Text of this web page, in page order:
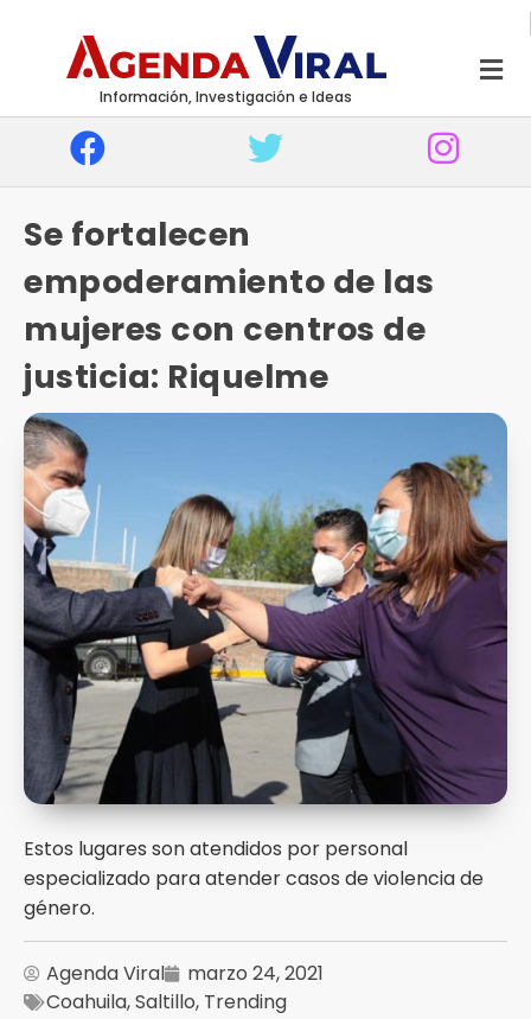
Información, Investigación e Ideas
Se fortalecen
empoderamiento de las
mujeres con centros de
justicia: Riquelme
Estos lugares son atendidos por personal
especializado para atender casos de violencia de
género.
Agenda Viral
marzo 24, 2021
Coahuila,Saltillo, Trending